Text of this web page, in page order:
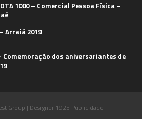
1000 – Comercial Pessoa Física –
Arraiá 2019
Comemoração dos aniversariantes de
Group | Designer 1925 Publicidade